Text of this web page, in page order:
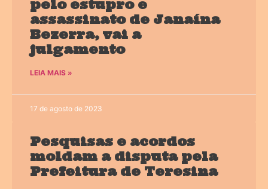
pelo estupro e
assassinato de Janaína
Bezerra, vai a
julgamento
LEIA MAIS »
17 de agosto de 2023
Pesquisas e acordos
moldam a disputa pela
Prefeitura de Teresina